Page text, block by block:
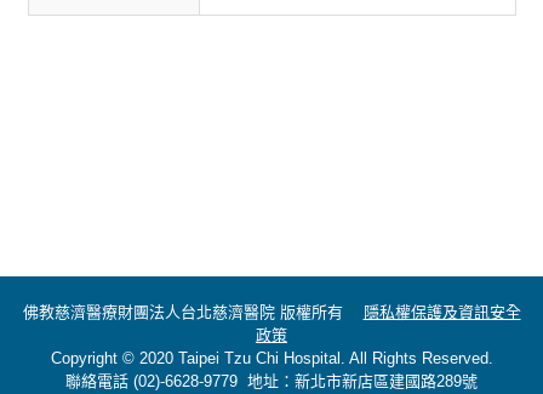
佛教慈濟醫療財團法人台北慈濟醫院 版權所有 隱私權保護及資訊安全
政策
Copyright © 2020 Taipei Tzu Chi Hospital. All Rights Reserved.
聯絡電話 (02)-6628-9779 地址：新北市新店區建國路289號